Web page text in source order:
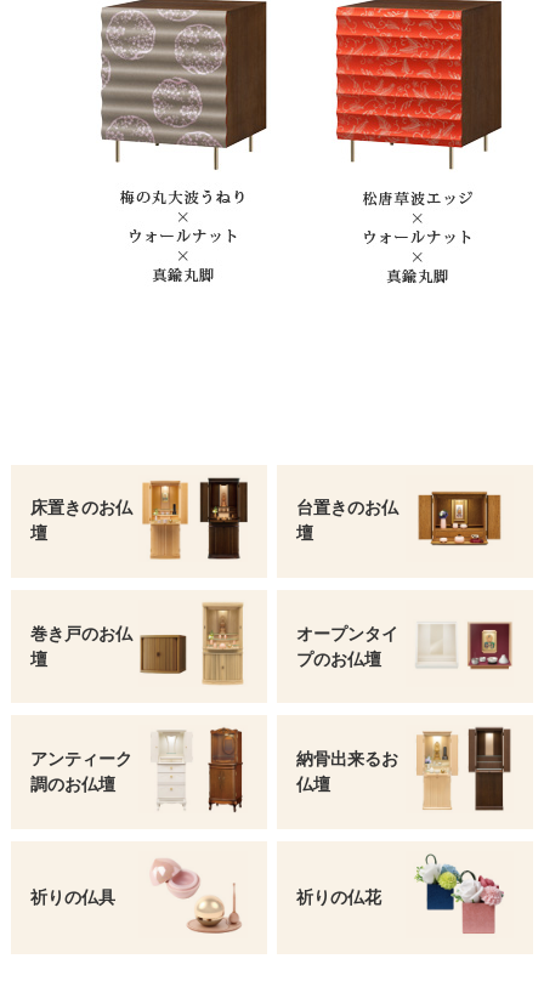
床置きのお仏
壇
台置きのお仏
壇
巻き戸のお仏
壇
オープンタイ
プのお仏壇
アンティーク
調のお仏壇
納骨出来るお
仏壇
祈りの仏具 祈りの仏花